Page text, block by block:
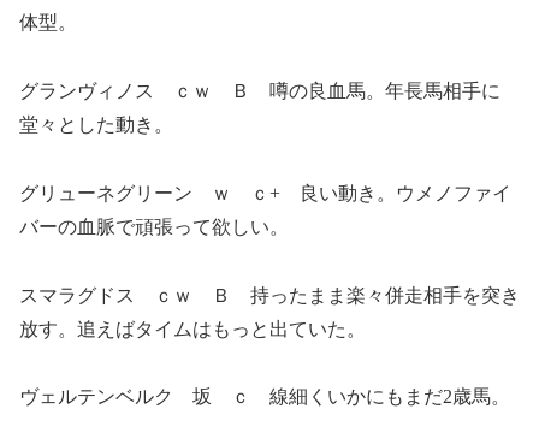
体型。
グランヴィノス ｃｗ Ｂ 噂の良血馬。年長馬相手に
堂々とした動き。
グリューネグリーン ｗ ｃ+ 良い動き。ウメノファイ
バーの血脈で頑張って欲しい。
スマラグドス ｃｗ Ｂ 持ったまま楽々併走相手を突き
放す。追えばタイムはもっと出ていた。
ヴェルテンベルク 坂 ｃ 線細くいかにもまだ2歳馬。